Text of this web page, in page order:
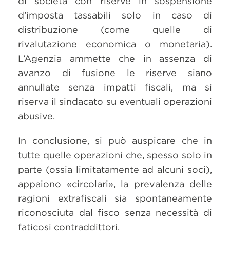
d’imposta tassabili solo in caso di
distribuzione (come quelle di
rivalutazione economica o monetaria).
L’Agenzia ammette che in assenza di
avanzo di fusione le riserve siano
annullate senza impatti fiscali, ma si
riserva il sindacato su eventuali operazioni
abusive.
In conclusione, si può auspicare che in
tutte quelle operazioni che, spesso solo in
parte (ossia limitatamente ad alcuni soci),
appaiono «circolari», la prevalenza delle
ragioni extrafiscali sia spontaneamente
riconosciuta dal fisco senza necessità di
faticosi contraddittori.